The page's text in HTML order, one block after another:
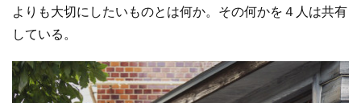
よりも大切にしたいものとは何か。その何かを４人は共有
している。